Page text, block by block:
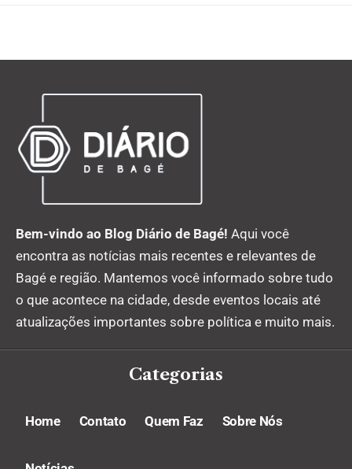
Bem-vindo ao Blog Diário de Bagé! Aqui você
encontra as notícias mais recentes e relevantes de
Bagé e região. Mantemos você informado sobre tudo
o que acontece na cidade, desde eventos locais até
atualizações importantes sobre política e muito mais.
Categorias
Home Contato Quem Faz Sobre Nós